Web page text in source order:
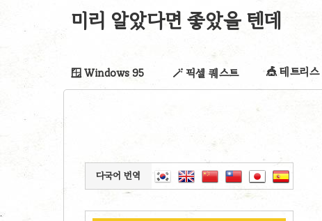
미리 알았다면 좋았을 텐데
🪟 Windows 95 🪄 픽셀 퀘스트 🎪 테트리스
다국어 번역